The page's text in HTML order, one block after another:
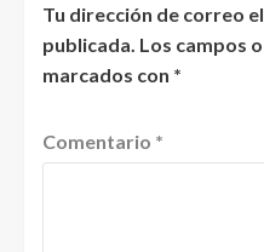
Tu dirección de correo
publicada. Los campos
marcados con *
Comentario *